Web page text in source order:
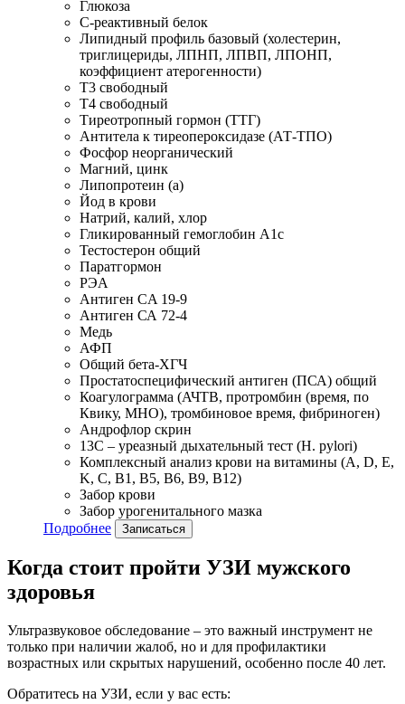
Глюкоза
С-реактивный белок
Липидный профиль базовый (холестерин,
триглицериды, ЛПНП, ЛПВП, ЛПОНП,
коэффициент атерогенности)
Т3 свободный
Т4 свободный
Тиреотропный гормон (ТТГ)
Антитела к тиреопероксидазе (АТ-ТПО)
Фосфор неорганический
Магний, цинк
Липопротеин (а)
Йод в крови
Натрий, калий, хлор
Гликированный гемоглобин А1с
Тестостерон общий
Паратгормон
РЭА
Антиген CA 19-9
Антиген СА 72-4
Медь
АФП
Общий бета-ХГЧ
Простатоспецифический антиген (ПСА) общий
Коагулограмма (АЧТВ, протромбин (время, по
Квику, МНО), тромбиновое время, фибриноген)
Андрофлор скрин
13С – уреазный дыхательный тест (H. pylori)
Комплексный анализ крови на витамины (A, D, E,
K, C, B1, B5, B6, В9, B12)
Забор крови
Забор урогенитального мазка
Подробнее
Записаться
Когда стоит пройти УЗИ мужского
здоровья
Ультразвуковое обследование – это важный инструмент не
только при наличии жалоб, но и для профилактики
возрастных или скрытых нарушений, особенно после 40 лет.
Обратитесь на УЗИ, если у вас есть: